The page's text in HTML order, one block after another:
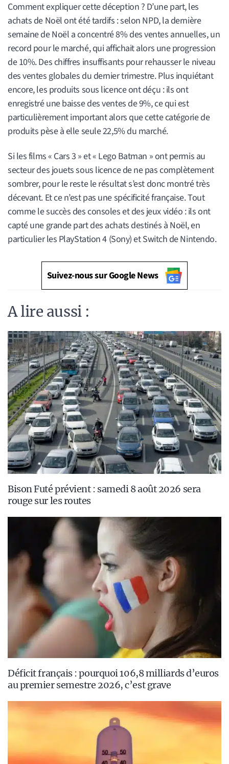
Comment expliquer cette déception ? D’une part, les
achats de Noël ont été tardifs : selon NPD, la dernière
semaine de Noël a concentré 8% des ventes annuelles, un
record pour le marché, qui affichait alors une progression
de 10%. Des chiffres insuffisants pour rehausser le niveau
des ventes globales du dernier trimestre. Plus inquiétant
encore, les produits sous licence ont déçu : ils ont
enregistré une baisse des ventes de 9%, ce qui est
particulièrement important alors que cette catégorie de
produits pèse à elle seule 22,5% du marché.
Si les films « Cars 3 » et « Lego Batman » ont permis au
secteur des jouets sous licence de ne pas complètement
sombrer, pour le reste le résultat s’est donc montré très
décevant. Et ce n’est pas une spécificité française. Tout
comme le succès des consoles et des jeux vidéo : ils ont
capté une grande part des achats destinés à Noël, en
particulier les PlayStation 4 (Sony) et Switch de Nintendo.
Suivez-nous sur Google News
A lire aussi :
Bison Futé prévient : samedi 8 août 2026 sera
rouge sur les routes
Déficit français : pourquoi 106,8 milliards d’euros
au premier semestre 2026, c’est grave